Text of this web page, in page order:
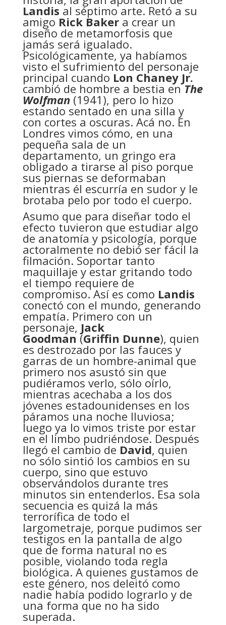
Landis al séptimo arte. Retó a su
amigo Rick Bakera crear un
diseño de metamorfosis que
jamás será igualado.
Psicológicamente, ya habíamos
visto el sufrimiento del personaje
principal cuando Lon Chaney Jr.
cambió de hombre a bestia enThe
Wolfman (1941), pero lo hizo
estando sentado en una silla y
con cortes a oscuras. Acá no. En
Londres vimos cómo, en una
pequeña sala de un
departamento, un gringo era
obligado a tirarse al piso porque
sus piernas se deformaban
mientras él escurría en sudor y le
brotaba pelo por todo el cuerpo.
Asumo que para diseñar todo el
efecto tuvieron que estudiar algo
de anatomía y psicología, porque
actoralmente no debió ser fácil la
filmación. Soportar tanto
maquillaje y estar gritando todo
el tiempo requiere de
compromiso. Así es como Landis
conectó con el mundo, generando
empatía. Primero con un
personaje, Jack
Goodman (Griffin Dunne), quien
es destrozado por las fauces y
garras de un hombre-animal que
primero nos asustó sin que
pudiéramos verlo, sólo oírlo,
mientras acechaba a los dos
jóvenes estadounidenses en los
páramos una noche lluviosa;
luego ya lo vimos triste por estar
en el limbo pudriéndose. Después
llegó el cambio de David, quien
no sólo sintió los cambios en su
cuerpo, sino que estuvo
observándolos durante tres
minutos sin entenderlos. Esa sola
secuencia es quizá la más
terrorífica de todo el
largometraje, porque pudimos ser
testigos en la pantalla de algo
que de forma natural no es
posible, violando toda regla
biológica. A quienes gustamos de
este género, nos deleitó como
nadie había podido lograrlo y de
una forma que no ha sido
superada.